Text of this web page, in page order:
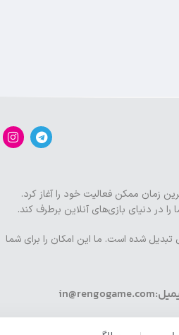
زمان ممکن فعالیت خود را آغاز کرد.
در دنیای بازی‌های آنلاین برطرف کند.
تبدیل شده است. ما این امکان را برای شما